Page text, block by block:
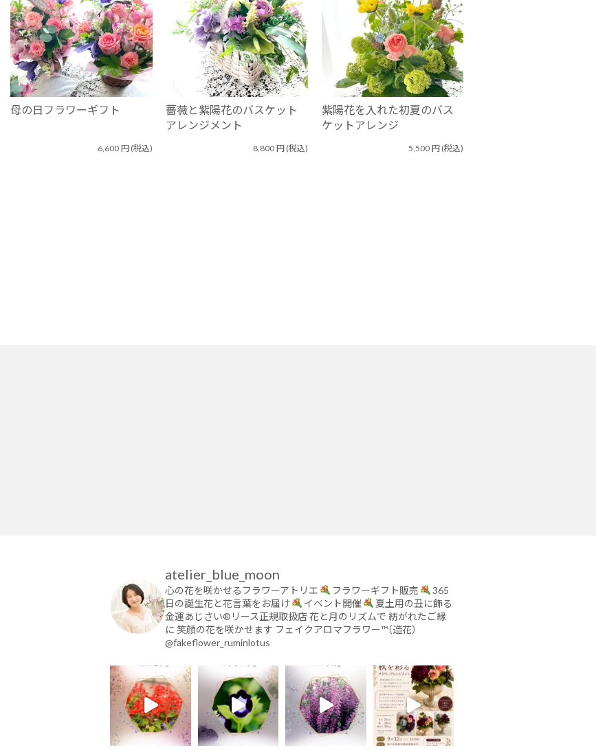
母の日フラワーギフト
6,600円(税込)
薔薇と紫陽花のバスケット
アレンジメント
8,800円(税込)
紫陽花を入れた初夏のバス
ケットアレンジ
5,500円(税込)
atelier_blue_moon
心の花を咲かせるフラワーアトリエ フラワーギフト販売
365
日の誕生花と花言葉をお届け
イベント開催
夏土用の丑に飾る
金運あじさい®︎リース正規取扱店花と月のリズムで 紡がれたご縁
に 笑顔の花を咲かせます フェイクアロマフラワー™︎（造花）
@fakeflower_ruminlotus